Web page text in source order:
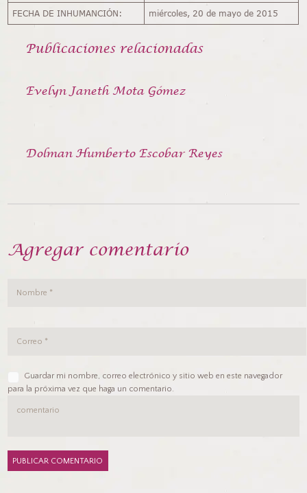
FECHA DE INHUMANCIÓN: miércoles, 20 de mayo de 2015
Publicaciones relacionadas
Evelyn Janeth Mota Gómez
Dolman Humberto Escobar Reyes
Agregar comentario
Guardar mi nombre, correo electrónico y sitio web en este navegador
para la próxima vez que haga un comentario.